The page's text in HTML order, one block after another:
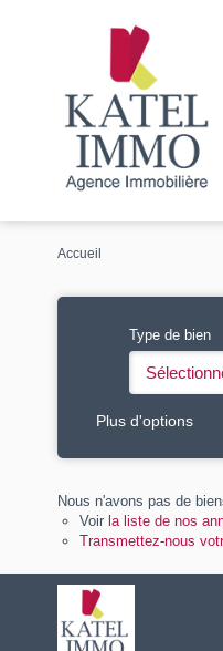
Accueil
Type de bien
Plus d'options
Nous n'avons pas de
Voir la liste de nos
Transmettez-nous